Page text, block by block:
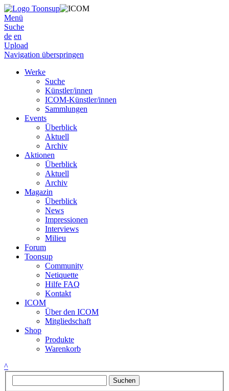
Menü
Suche
de en
Upload
Navigation überspringen
Werke
Suche
Künstler/innen
ICOM-Künstler/innen
Sammlungen
Events
Überblick
Aktuell
Archiv
Aktionen
Überblick
Aktuell
Archiv
Magazin
Überblick
News
Impressionen
Interviews
Milieu
Forum
Toonsup
Community
Netiquette
Hilfe FAQ
Kontakt
ICOM
Über den ICOM
Mitgliedschaft
Shop
Produkte
Warenkorb
^
Suchen